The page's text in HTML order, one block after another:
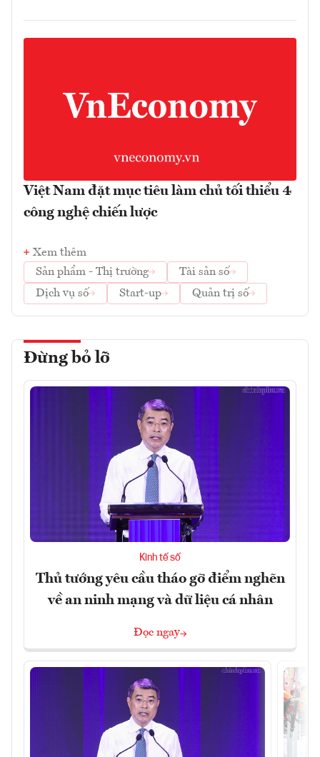
Việt Nam đặt mục tiêu làm chủ tối thiểu 4
công nghệ chiến lược
Xem thêm
Sản phẩm - Thị trường
Tài sản số
Dịch vụ số
Start-up Quản trị số
Đừng bỏ lỡ
Kinh tế số
Thủ tướng yêu cầu tháo gỡ điểm nghẽn
về an ninh mạng và dữ liệu cá nhân
Đọc ngay